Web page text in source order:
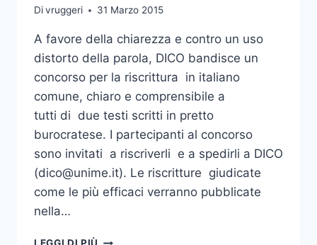
Divruggeri 31 Marzo 2015
A favore della chiarezza e contro un uso
distorto della parola, DICO bandisce un
concorso per la riscrittura in italiano
comune, chiaro e comprensibile a
tutti di due testi scritti in pretto
burocratese. I partecipanti al concorso
sono invitati a riscriverli e a spedirli a DICO
(dico@unime.it). Le riscritture giudicate
come le più efficaci verranno pubblicate
nella…
DICO: